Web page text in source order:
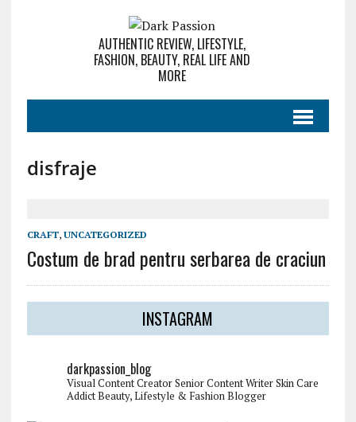
AUTHENTIC REVIEW, LIFESTYLE,
FASHION, BEAUTY, REAL LIFE AND
MORE
disfraje
CRAFT, UNCATEGORIZED
Costum de brad pentru serbarea de craciun
INSTAGRAM
darkpassion_blog
Visual Content CreatorSenior Content WriterSkin Care
AddictBeauty, Lifestyle & Fashion Blogger